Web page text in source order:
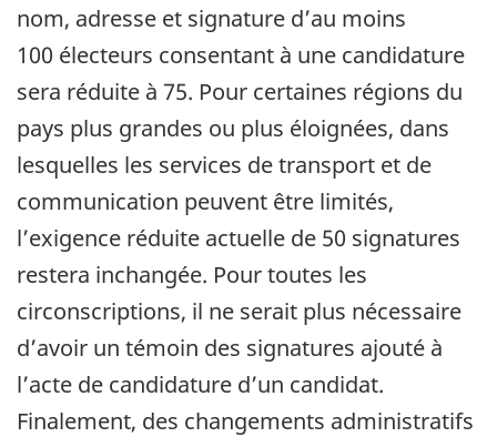
nom, adresse et signature d’au moins
100 électeurs consentant à une candidature
sera réduite à 75. Pour certaines régions du
pays plus grandes ou plus éloignées, dans
lesquelles les services de transport et de
communication peuvent être limités,
l’exigence réduite actuelle de 50 signatures
restera inchangée. Pour toutes les
circonscriptions, il ne serait plus nécessaire
d’avoir un témoin des signatures ajouté à
l’acte de candidature d’un candidat.
Finalement, des changements administratifs